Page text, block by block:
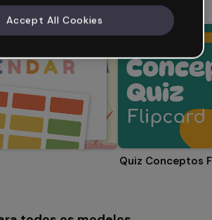
gostar
Quiz Conceptos
Accept All Cookies